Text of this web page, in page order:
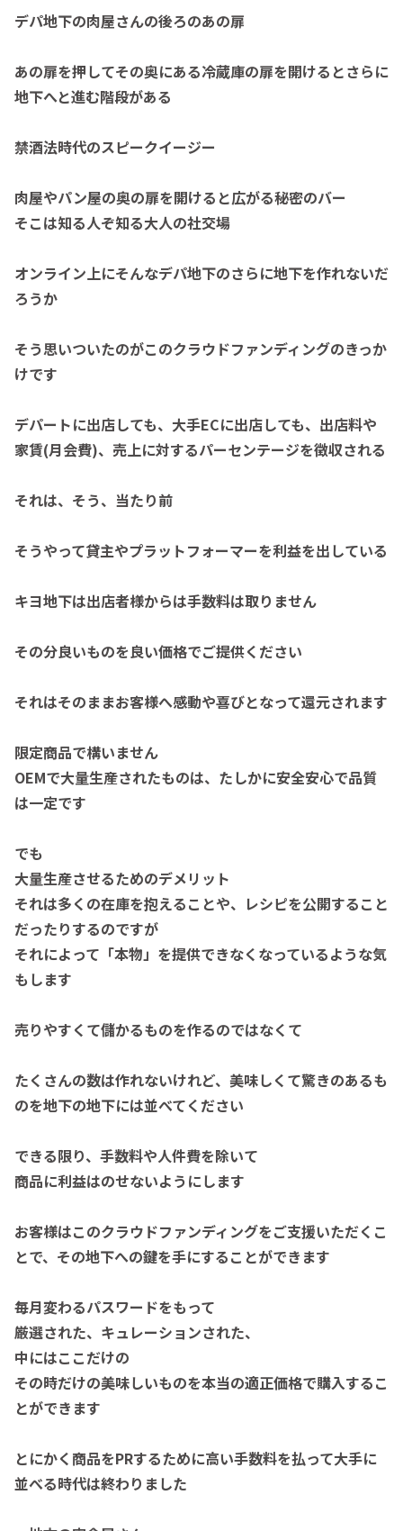
デパ地下の肉屋さんの後ろのあの扉
あの扉を押してその奥にある冷蔵庫の扉を開けるとさらに
地下へと進む階段がある
禁酒法時代のスピークイージー
肉屋やパン屋の奥の扉を開けると広がる秘密のバー
そこは知る人ぞ知る大人の社交場
オンライン上にそんなデパ地下のさらに地下を作れないだ
ろうか
そう思いついたのがこのクラウドファンディングのきっか
けです
デパートに出店しても、大手ECに出店しても、出店料や
家賃(月会費)、売上に対するパーセンテージを徴収される
それは、そう、当たり前
そうやって貸主やプラットフォーマーを利益を出している
キヨ地下は出店者様からは手数料は取りません
その分良いものを良い価格でご提供ください
それはそのままお客様へ感動や喜びとなって還元されます
限定商品で構いません
OEMで大量生産されたものは、たしかに安全安心で品質
は一定です
でも
大量生産させるためのデメリット
それは多くの在庫を抱えることや、レシピを公開すること
だったりするのですが
それによって「本物」を提供できなくなっているような気
もします
売りやすくて儲かるものを作るのではなくて
たくさんの数は作れないけれど、美味しくて驚きのあるも
のを地下の地下には並べてください
できる限り、手数料や人件費を除いて
商品に利益はのせないようにします
お客様はこのクラウドファンディングをご支援いただくこ
とで、その地下への鍵を手にすることができます
毎月変わるパスワードをもって
厳選された、キュレーションされた、
中にはここだけの
その時だけの美味しいものを本当の適正価格で購入するこ
とができます
とにかく商品をPRするために高い手数料を払って大手に
並べる時代は終わりました